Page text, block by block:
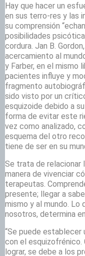
Hay que hacer un
en sus terro-res y las
su comprensión
posibilidades
cordura. Jan B.
acercamiento al
y Farber, en el mismo
pacientes influye y
fragmento
sido visto por un
esquizoide debido a
forma de evitar este
vez como analizado,
esquema del otro
tiene de ser en su
Se trata de relacionar
manera de vivenciar
terapeutas.
presente; llegar a
mismo y al mundo. Lo
nosotros, determina
“Se puede
con el esquizofrénico.
lograr, se debe a los